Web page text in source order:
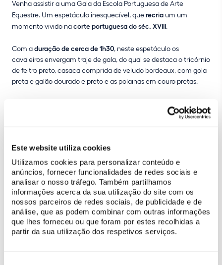
Este website utiliza cookies
Utilizamos cookies para personalizar conteúdo e
anúncios, fornecer funcionalidades de redes sociais e
analisar o nosso tráfego. Também partilhamos
informações acerca da sua utilização do site com os
nossos parceiros de redes sociais, de publicidade e de
análise, que as podem combinar com outras informações
que lhes forneceu ou que foram por estes recolhidas a
partir da sua utilização dos respetivos serviços.
Venha assistir a uma Gala da Escola Portuguesa de Arte
Equestre. Um espetáculo inesquecível, querecria um um
momento vivido nacorte portuguesa do séc. XVIII.
Com aduração de cerca de 1h30, neste espetáculo os
cavaleiros envergam traje de gala, do qual se destaca o tricórnio
de feltro preto, casaca comprida de veludo bordeaux, com gola
preta e galão dourado e preto e as polainas em couro pretas.
entrançados com trança à portuguesa, de três pontas, e
enfitados com fitas de seda, sela à portuguesa coberta de pele
do período barroco, como os“ares altos”
torneios praticados entre os séculos XVIII e XIX, em ocasiões
festivas.
ConsideradaPatrimónio Nacional, euma das melhores do
mundo, a Escola Portuguesa de Arte Equestre é a continuação
do que foi aAcademia Equestre criada pelo Rei D. João V, no
séc. XVIII, e os seus espetáculos são uma reconstituição de um
dos passatempos favoritos da corte da época: a Equitação.